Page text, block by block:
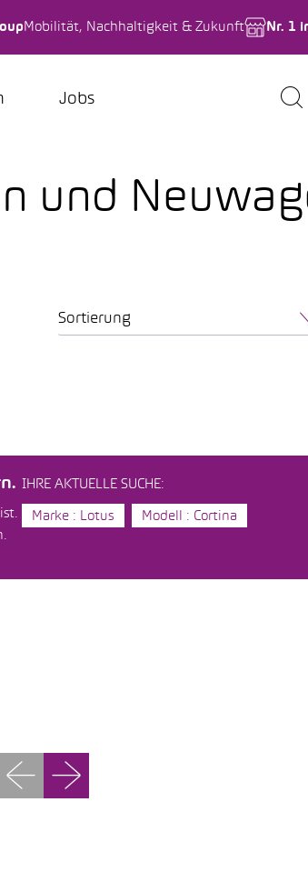
Mobilität, Nachhaltigkeit & Zukunft Nr. 1
Jobs
und
Sortierung
IHRE AKTUELLE SUCHE:
Marke : Lotus Modell : Cortina